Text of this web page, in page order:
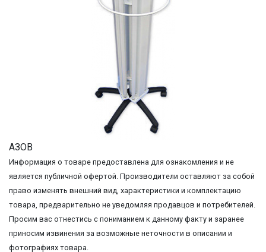
АЗОВ
Информация о товаре предоставлена для ознакомления и не
является публичной офертой. Производители оставляют за собой
право изменять внешний вид, характеристики и комплектацию
товара, предварительно не уведомляя продавцов и потребителей.
Просим вас отнестись с пониманием к данному факту и заранее
приносим извинения за возможные неточности в описании и
фотографиях товара.